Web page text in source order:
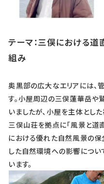
テーマ：三俣における道
組み
奥黒部の広大なエリアには、
す。小屋周辺の三俣蓮華岳
いましたが、小屋を主体とし
三俣山荘を拠点に「風景と道
における優れた自然風景の
した自然環境への影響につ
います。